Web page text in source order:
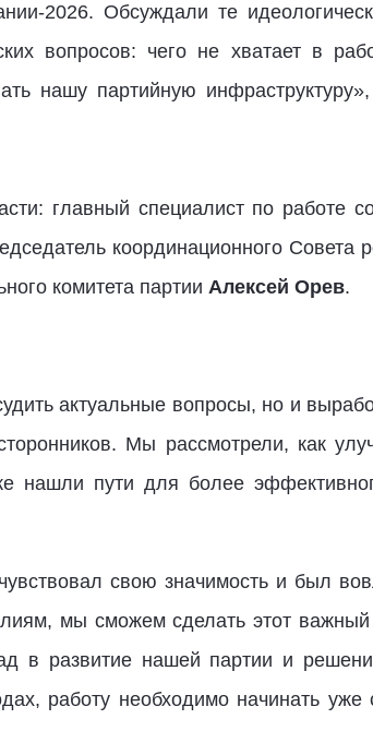
2026. Обсуждали те
вопросов: чего не хватает в
нашу партийную
главный специалист по работе
координационного Совета
комитета партии Алексей Орев.
актуальные вопросы, но и
Мы рассмотрели, как
нашли пути для более
свою значимость и был
мы сможем сделать этот
в развитие нашей партии и
работу необходимо начинать уже